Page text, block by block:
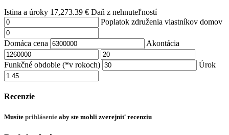
Istina a úroky 17,273.39 € Daň z nehnuteľností
Poplatok združenia vlastníkov domov
Domáca cena Akontácia
Funkčné obdobie (*v rokoch) Úrok
Recenzie
Musíte prihlásenie aby ste mohli zverejniť recenziu